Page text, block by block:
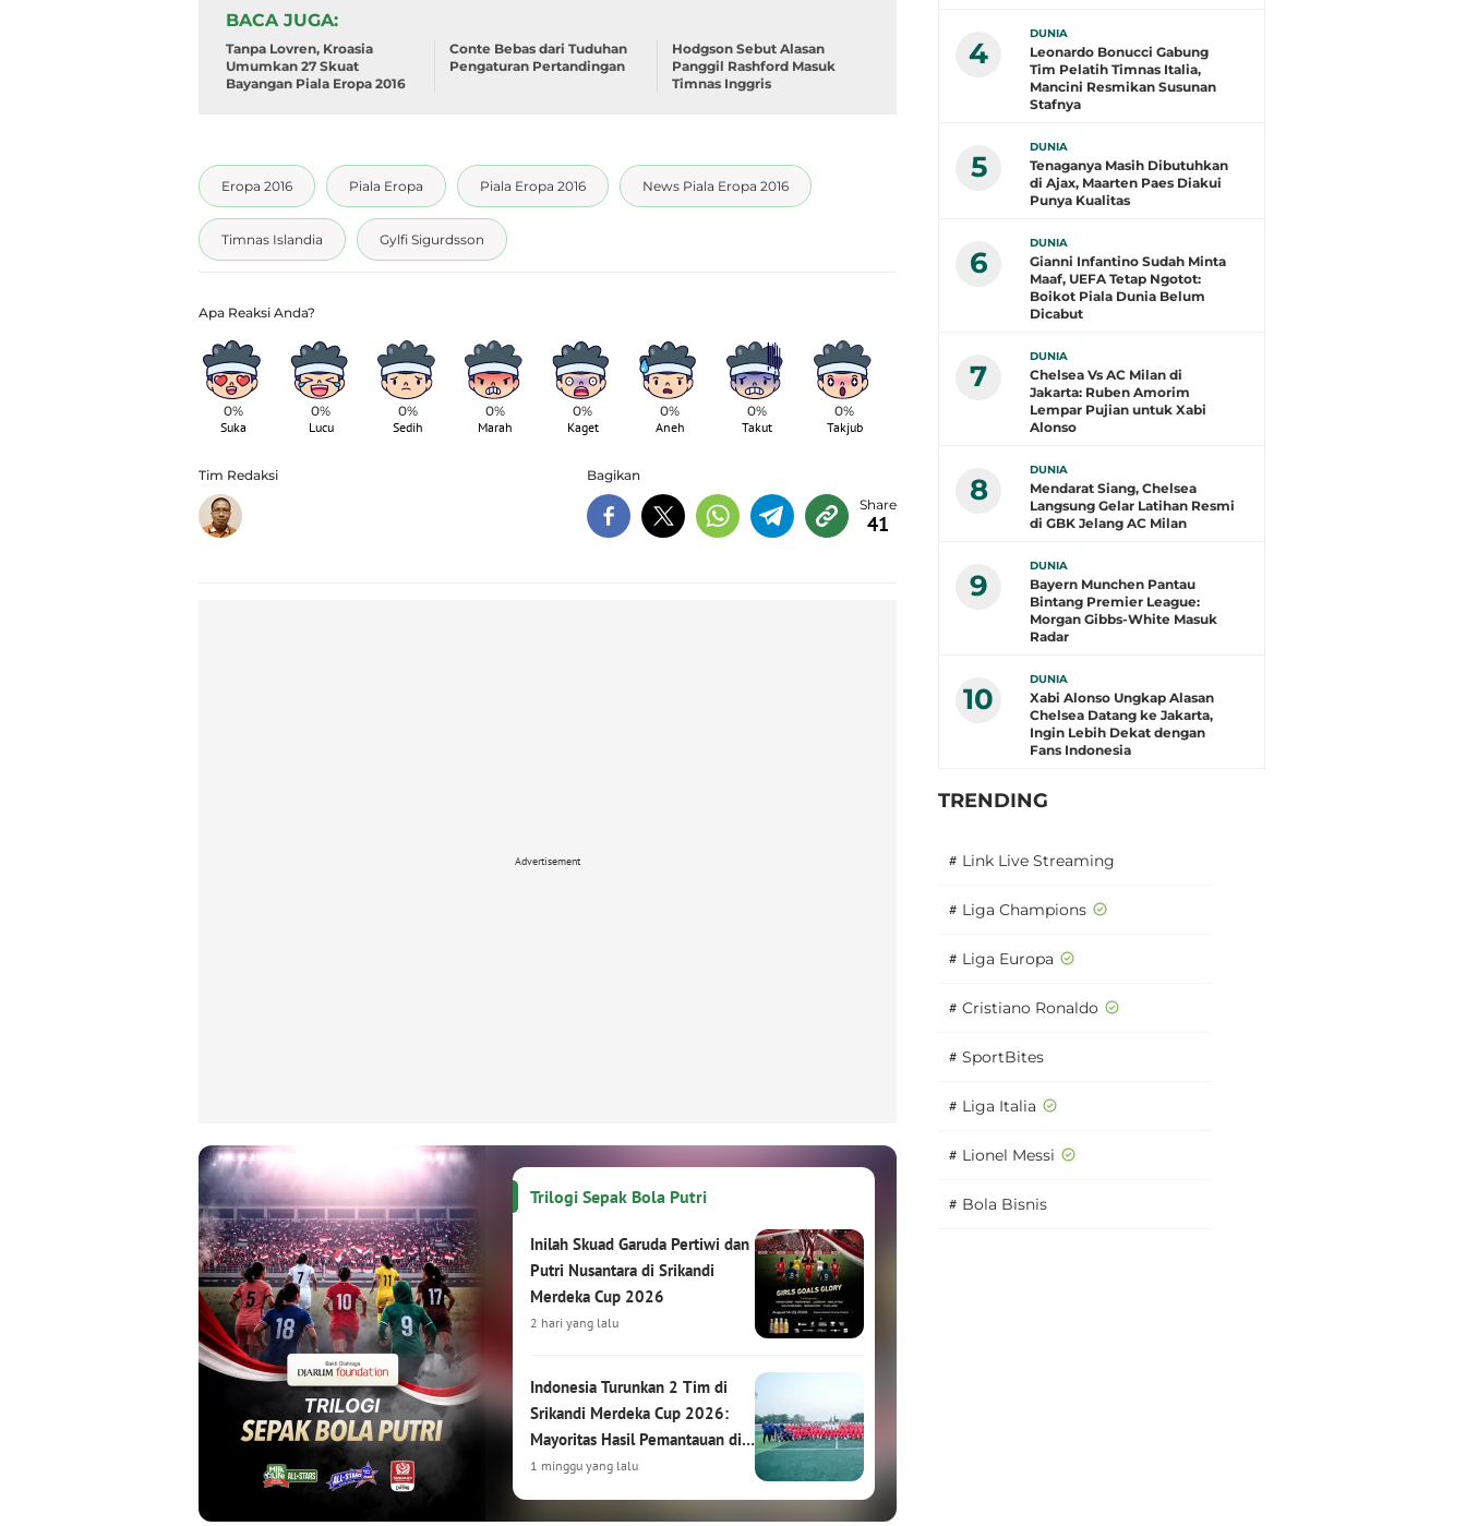
BACA JUGA
Tanpa Lovren, Kroasia
Umumkan 27 Skuat
Bayangan Piala Eropa 2016
Conte Bebas dari Tuduhan
Pengaturan Pertandingan
Hodgson Sebut Alasan
Panggil Rashford Masuk
Timnas Inggris
Eropa 2016 Piala Eropa Piala Eropa 2016 News Piala Eropa 2016
Timnas Islandia Gylfi Sigurdsson
0%
Suka
0%
Lucu
0%
Sedih
0%
Marah
0%
Kaget
0%
Aneh
0%
Takut
0%
Takjub
Tim Redaksi Bagikan
41
Advertisement
Trilogi Sepak Bola Putri
Inilah Skuad Garuda Pertiwi dan
Putri Nusantara di Srikandi
Merdeka Cup 2026
2 hari yang lalu
Indonesia Turunkan 2 Tim di
Srikandi Merdeka Cup 2026:
Mayoritas Hasil Pemantauan di
HYDROPLUS Soccer League
1 minggu yang lalu
4
DUNIA
Leonardo Bonucci Gabung
Tim Pelatih Timnas Italia,
Mancini Resmikan Susunan
Stafnya
5
DUNIA
Tenaganya Masih Dibutuhkan
di Ajax, Maarten Paes Diakui
Punya Kualitas
6
DUNIA
Gianni Infantino Sudah Minta
Maaf, UEFA Tetap Ngotot:
Boikot Piala Dunia Belum
Dicabut
7
DUNIA
Chelsea Vs AC Milan di
Jakarta: Ruben Amorim
Lempar Pujian untuk Xabi
Alonso
8
DUNIA
Mendarat Siang, Chelsea
Langsung Gelar Latihan Resmi
di GBK Jelang AC Milan
9
DUNIA
Bayern Munchen Pantau
Bintang Premier League:
Morgan Gibbs-White Masuk
Radar
10
DUNIA
Xabi Alonso Ungkap Alasan
Chelsea Datang ke Jakarta,
Ingin Lebih Dekat dengan
Fans Indonesia
TRENDING
# Link Live Streaming
# Liga Champions
# Liga Europa
# Cristiano Ronaldo
# SportBites
# Liga Italia
# Lionel Messi
# Bola Bisnis